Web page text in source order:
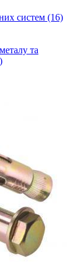
систем (16)
та